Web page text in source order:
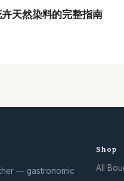
天然染料的完整指南
— gastronomic
Shop
All